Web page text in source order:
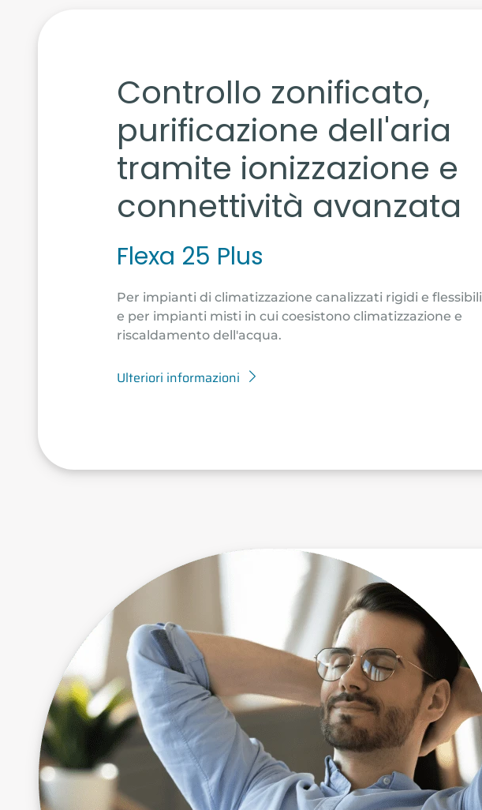
Controllo zonificato,
purificazione dell'aria
tramite ionizzazione e
connettività avanzata
Flexa 25 Plus
Per impianti di climatizzazione canalizzati rigidi e flessibili
e per impianti misti in cui coesistono climatizzazione e
riscaldamento dell'acqua.
Ulteriori informazioni